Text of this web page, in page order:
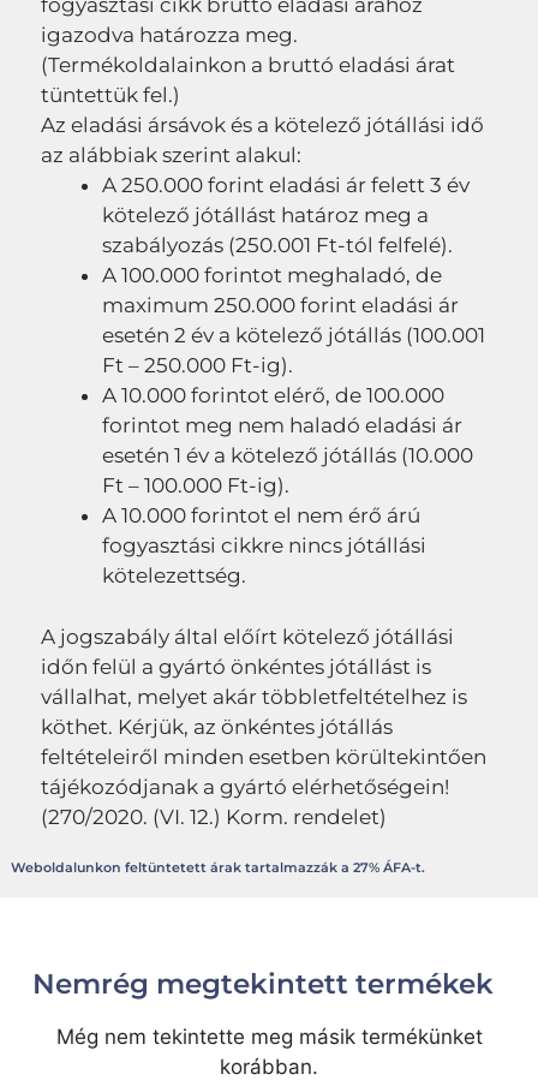
fogyasztási cikk bruttó eladási árához
igazodva határozza meg.
(Termékoldalainkon a bruttó eladási árat
tüntettük fel.)
Az eladási ársávok és a kötelező jótállási idő
az alábbiak szerint alakul:
A 250.000 forint eladási ár felett 3 év
kötelező jótállást határoz meg a
szabályozás (250.001 Ft-tól felfelé).
A 100.000 forintot meghaladó, de
maximum 250.000 forint eladási ár
esetén 2 év a kötelező jótállás (100.001
Ft – 250.000 Ft-ig).
A 10.000 forintot elérő, de 100.000
forintot meg nem haladó eladási ár
esetén 1 év a kötelező jótállás (10.000
Ft – 100.000 Ft-ig).
A 10.000 forintot el nem érő árú
fogyasztási cikkre nincs jótállási
kötelezettség.
A jogszabály által előírt kötelező jótállási
időn felül a gyártó önkéntes jótállást is
vállalhat, melyet akár többletfeltételhez is
köthet. Kérjük, az önkéntes jótállás
feltételeiről minden esetben körültekintően
tájékozódjanak a gyártó elérhetőségein!
(270/2020. (VI. 12.) Korm. rendelet)
Weboldalunkon feltüntetett árak tartalmazzák a 27% ÁFA-t.
Nemrég megtekintett termékek
Még nem tekintette meg másik termékünket
korábban.